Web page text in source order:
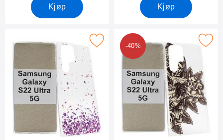
Kjøp Kjøp
Designdeksel Samsung Galaxy S22 Ultra 5G som favoritt
-40%
Merk tPU Designdeksel Samsung